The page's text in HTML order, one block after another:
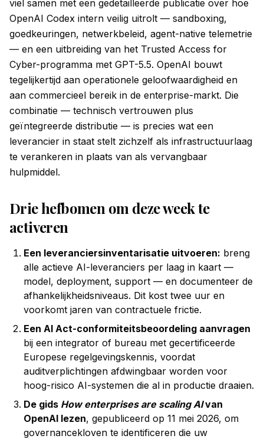
viel samen met een gedetailleerde publicatie over hoe
OpenAI Codex intern veilig uitrolt — sandboxing,
goedkeuringen, netwerkbeleid, agent-native telemetrie
— en een uitbreiding van het Trusted Access for
Cyber-programma met GPT-5.5. OpenAI bouwt
tegelijkertijd aan operationele geloofwaardigheid en
aan commercieel bereik in de enterprise-markt. Die
combinatie — technisch vertrouwen plus
geïntegreerde distributie — is precies wat een
leverancier in staat stelt zichzelf als infrastructuurlaag
te verankeren in plaats van als vervangbaar
hulpmiddel.
Drie hefbomen om deze week te
activeren
Een leveranciersinventarisatie uitvoeren: breng
alle actieve AI-leveranciers per laag in kaart —
model, deployment, support — en documenteer de
afhankelijkheidsniveaus. Dit kost twee uur en
voorkomt jaren van contractuele frictie.
Een AI Act-conformiteitsbeoordeling aanvragen
bij een integrator of bureau met gecertificeerde
Europese regelgevingskennis, voordat
auditverplichtingen afdwingbaar worden voor
hoog-risico AI-systemen die al in productie draaien.
De gids How enterprises are scaling AIvan
OpenAI lezen, gepubliceerd op 11 mei 2026, om
governancekloven te identificeren die uw